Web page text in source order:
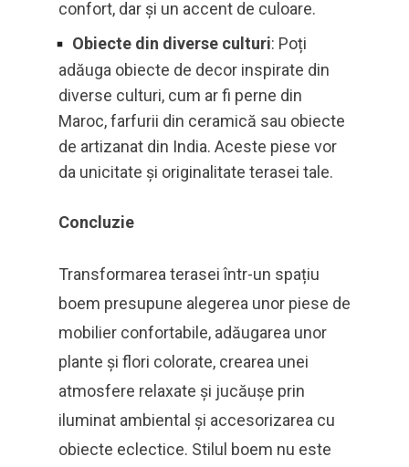
confort, dar și un accent de culoare.
Obiecte din diverse culturi: Poți
adăuga obiecte de decor inspirate din
diverse culturi, cum ar fi perne din
Maroc, farfurii din ceramică sau obiecte
de artizanat din India. Aceste piese vor
da unicitate și originalitate terasei tale.
Concluzie
Transformarea terasei într-un spațiu
boem presupune alegerea unor piese de
mobilier confortabile, adăugarea unor
plante și flori colorate, crearea unei
atmosfere relaxate și jucăușe prin
iluminat ambiental și accesorizarea cu
obiecte eclectice. Stilul boem nu este